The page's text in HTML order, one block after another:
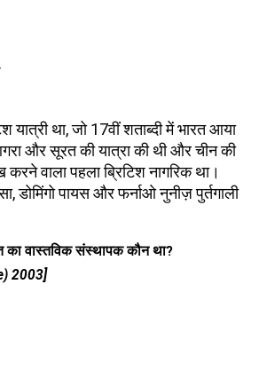
यात्री था, जो 17वीं शताब्दी में भारत आया
और सूरत की यात्रा की थी और चीन की
वाला पहला ब्रिटिश नागरिक था।
डोमिंगो पायस और फर्नाओ नुनीज़ पुर्तगाली
का वास्तविक संस्थापक कौन था?
2003]